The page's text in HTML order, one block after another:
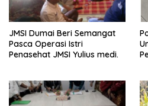
JMSI Dumai Beri Semangat
Pasca Operasi Istri
Penasehat JMSI Yulius medi.